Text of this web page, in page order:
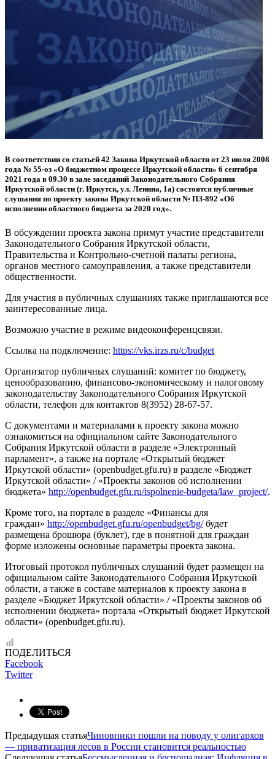
В соответствии со статьей 42 Закона Иркутской области от 23 июля 2008
года № 55-оз «О бюджетном процессе Иркутской области» 6 сентября
2021 года в 09.30 в зале заседаний Законодательного Собрания
Иркутской области (г. Иркутск, ул. Ленина, 1а) состоятся публичные
слушания по проекту закона Иркутской области № ПЗ-892 «Об
исполнении областного бюджета за 2020 год».
В обсуждении проекта закона примут участие представители
Законодательного Собрания Иркутской области,
Правительства и Контрольно-счетной палаты региона,
органов местного самоуправления, а также представители
общественности.
Для участия в публичных слушаниях также приглашаются все
заинтересованные лица.
Возможно участие в режиме видеоконференцсвязи.
Ссылка на подключение: https://vks.irzs.ru/c/budget
Организатор публичных слушаний: комитет по бюджету,
ценообразованию, финансово-экономическому и налоговому
законодательству Законодательного Собрания Иркутской
области, телефон для контактов 8(3952) 28-67-57.
С документами и материалами к проекту закона можно
ознакомиться на официальном сайте Законодательного
Собрания Иркутской области в разделе «Электронный
парламент», а также на портале «Открытый бюджет
Иркутской области» (openbudget.gfu.ru) в разделе «Бюджет
Иркутской области» / «Проекты законов об исполнении
бюджета» http://openbudget.gfu.ru/ispolnenie-budgeta/law_project/.
Кроме того, на портале в разделе «Финансы для
граждан» http://openbudget.gfu.ru/openbudget/bg/будет
размещена брошюра (буклет), где в понятной для граждан
форме изложены основные параметры проекта закона.
Итоговый протокол публичных слушаний будет размещен на
официальном сайте Законодательного Собрания Иркутской
области, а также в составе материалов к проекту закона в
разделе «Бюджет Иркутской области» / «Проекты законов об
исполнении бюджета» портала «Открытый бюджет Иркутской
области» (openbudget.gfu.ru).
ПОДЕЛИТЬСЯ
Facebook
Twitter
Предыдущая статьяЧиновники пошли на поводу у олигархов
— приватизация лесов в России становится реальностью